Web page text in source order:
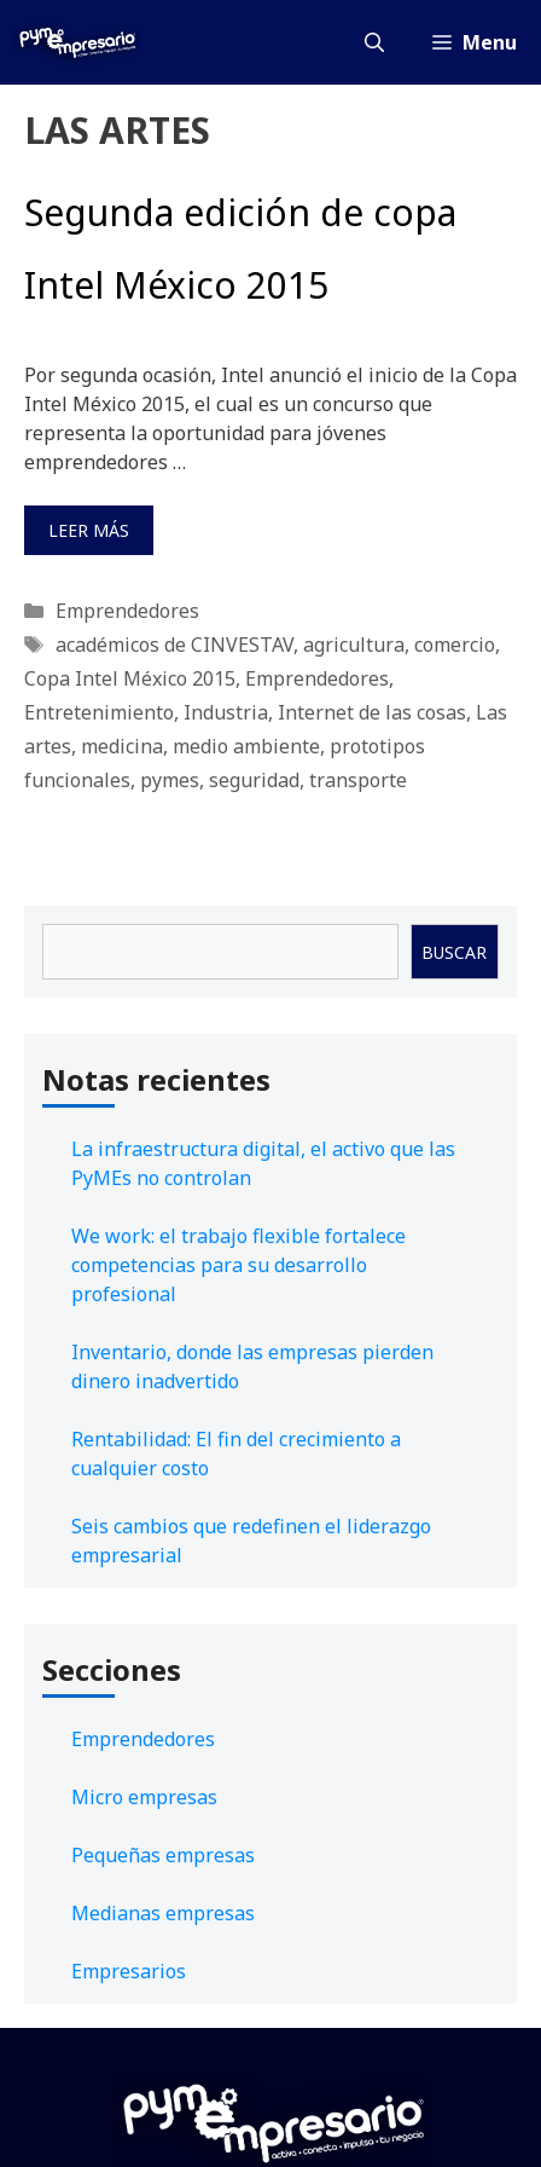
Menu
LAS ARTES
Segunda edición de copa
Intel México 2015
Por segunda ocasión, Intel anunció el inicio de la Copa
Intel México 2015, el cual es un concurso que
representa la oportunidad para jóvenes
emprendedores …
LEER MÁS
Categorías
Emprendedores
Etiquetas
académicos de CINVESTAV, agricultura, comercio,
Copa Intel México 2015, Emprendedores,
Entretenimiento, Industria, Internet de las cosas, Las
artes, medicina, medio ambiente, prototipos
funcionales, pymes, seguridad, transporte
BUSCAR
Notas recientes
La infraestructura digital, el activo que las
PyMEs no controlan
We work: el trabajo flexible fortalece
competencias para su desarrollo
profesional
Inventario, donde las empresas pierden
dinero inadvertido
Rentabilidad: El fin del crecimiento a
cualquier costo
Seis cambios que redefinen el liderazgo
empresarial
Secciones
Emprendedores
Micro empresas
Pequeñas empresas
Medianas empresas
Empresarios